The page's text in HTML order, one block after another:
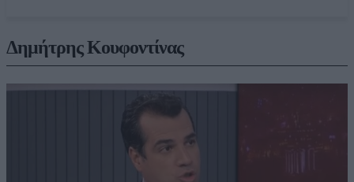
Δημήτρης Κουφοντίνας